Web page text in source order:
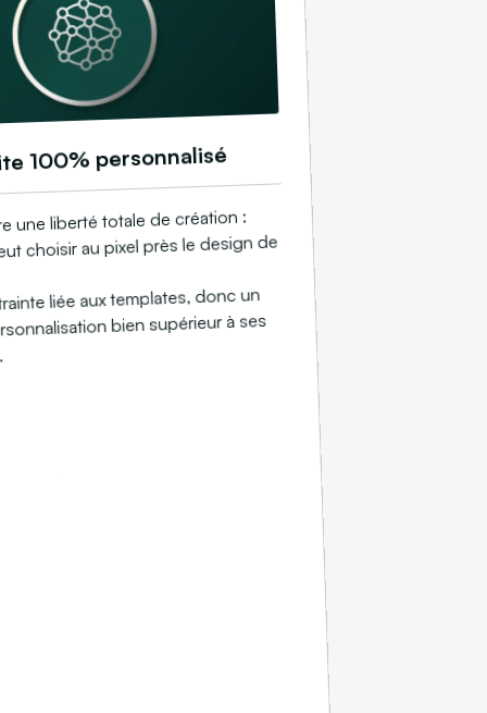
100% personnalisé
une liberté totale de création :
choisir au pixel près le design de
liée aux templates, donc un
bien supérieur à ses